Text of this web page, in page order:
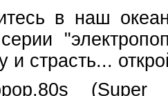
в наш
и страсть...